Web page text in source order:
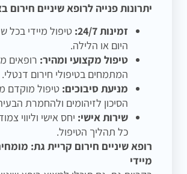
יתרונות פנייה לרופא שיניים חירום
זמינות 24/7:
טיפול מיידי בכל
היום או הלילה.
טיפול מקצועי ומהיר: רופאים
המתמחים בטיפולי חירום דנטלי.
מניעת סיבוכים: טיפול מוקדם
הסיכון לזיהומים ולהחמרת
שירות אישי: יחס אישי וליווי
כל תהליך הטיפול.
רופא שיניים חירום קריית גת:
מיידי